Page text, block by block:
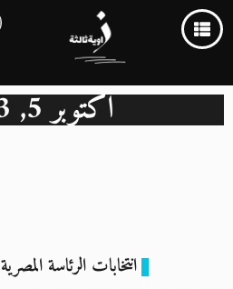
أكتوبر 5, 2023
انتخابات الرئاسة المصرية 2024